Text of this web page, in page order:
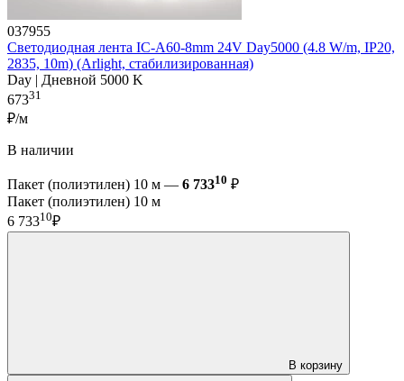
037955
Светодиодная лента IC-A60-8mm 24V Day5000 (4.8 W/m, IP20,
2835, 10m) (Arlight, стабилизированная)
Day | Дневной 5000 K
67331
₽/м
В наличии
Пакет (полиэтилен) 10 м — 6 73310 ₽
Пакет (полиэтилен) 10 м
6 73310₽
В корзину